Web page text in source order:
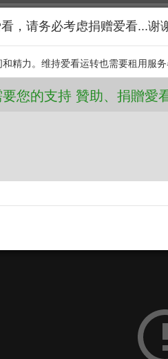
❤️ 愛看需要您的支持
: 💖 $50 Y
: 💖 $20 Y
2. 点击捐赠
，请务必考虑捐赠爱看...谢
精力。维持爱看运转也需要租用服
的支持 贊助、捐贈愛看